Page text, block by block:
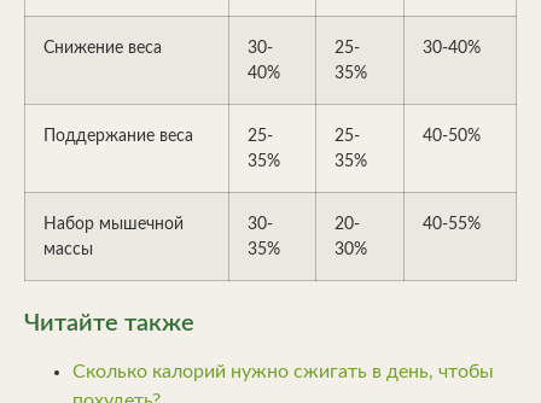
Снижение веса
30-
40%
25-
35%
30-40%
Поддержание веса
25-
35%
25-
35%
40-50%
Набор мышечной
массы
30-
35%
20-
30%
40-55%
Читайте также
Сколько калорий нужно сжигать в день, чтобы